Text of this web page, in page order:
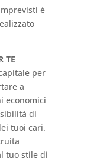
è
TE
per
a
economici
di
tuoi cari.
tuo stile di